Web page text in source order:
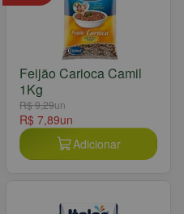
Feijão Carioca Camil
1Kg
R$ 9,29un
R$ 7,89un
Adicionar